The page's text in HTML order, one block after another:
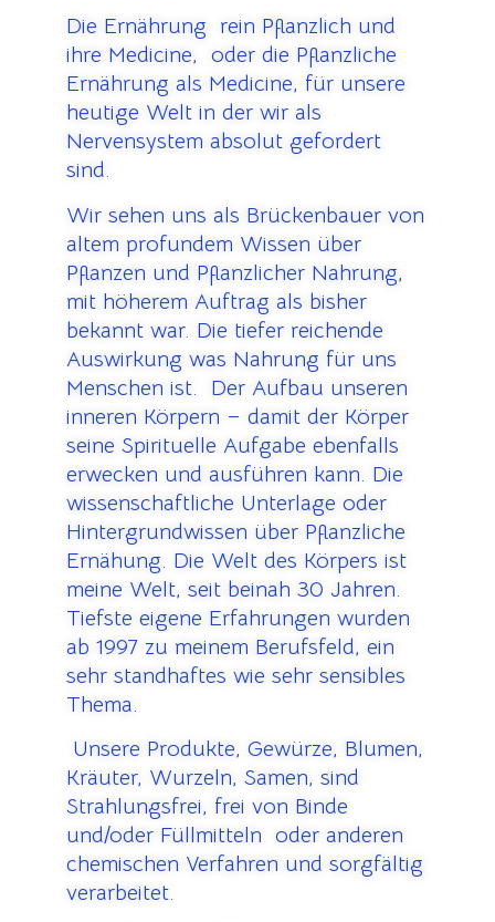
Die Ernährung rein Pflanzlich und
ihre Medicine, oder die Pflanzliche
Ernährung als Medicine, für unsere
heutige Welt in der wir als
Nervensystem absolut gefordert
sind.
Wir sehen uns als Brückenbauer von
altem profundem Wissen über
Pflanzen und Pflanzlicher Nahrung,
mit höherem Auftrag als bisher
bekannt war. Die tiefer reichende
Auswirkung was Nahrung für uns
Menschen ist. Der Aufbau unseren
inneren Körpern – damit der Körper
seine Spirituelle Aufgabe ebenfalls
erwecken und ausführen kann. Die
wissenschaftliche Unterlage oder
Hintergrundwissen über Pflanzliche
Ernähung. Die Welt des Körpers ist
meine Welt, seit beinah 30 Jahren.
Tiefste eigene Erfahrungen wurden
ab 1997 zu meinem Berufsfeld, ein
sehr standhaftes wie sehr sensibles
Thema.
Unsere Produkte, Gewürze, Blumen,
Kräuter, Wurzeln, Samen, sind
Strahlungsfrei, frei von Binde
und/oder Füllmitteln oder anderen
chemischen Verfahren und sorgfältig
verarbeitet.